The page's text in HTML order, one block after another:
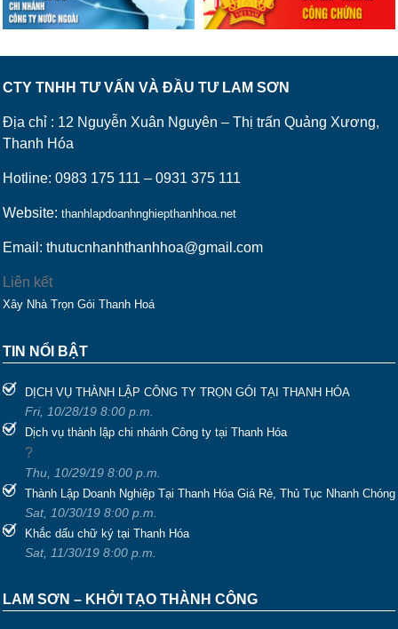
CTY TNHH TƯ VẤN VÀ ĐẦU TƯ LAM SƠN
Địa chỉ : 12 Nguyễn Xuân Nguyên – Thị trấn Quảng Xương,
Thanh Hóa
Hotline: 0983 175 111 – 0931 375 111
Website: thanhlapdoanhnghiepthanhhoa.net
Email: thutucnhanhthanhhoa@gmail.com
Liên kết
Xây Nhà Trọn Gói Thanh Hoá
TIN NỔI BẬT
DỊCH VỤ THÀNH LẬP CÔNG TY TRỌN GÓI TẠI THANH HÓA
Fri, 10/28/19 8:00 p.m.
Dịch vụ thành lập chi nhánh Công ty tại Thanh Hóa
?
Thu, 10/29/19 8:00 p.m.
Thành Lập Doanh Nghiệp Tại Thanh Hóa Giá Rẻ, Thủ Tục Nhanh Chóng
Sat, 10/30/19 8:00 p.m.
Khắc dấu chữ ký tại Thanh Hóa
Sat, 11/30/19 8:00 p.m.
LAM SƠN – KHỞI TẠO THÀNH CÔNG